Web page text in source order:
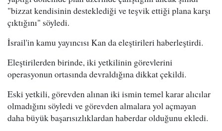
"bizzat kendisinin desteklediği ve teşvik ettiği plana karşı
çıktığını" söyledi.
İsrail'in kamu yayıncısı Kan da eleştirileri haberleştirdi.
Eleştirilerden birinde, iki yetkilinin görevlerini
operasyonun ortasında devraldığına dikkat çekildi.
Eski yetkili, görevden alınan iki ismin temel karar alıcılar
olmadığını söyledi ve görevden almalara yol açmayan
daha büyük başarısızlıklardan haberdar olduğunu ekledi.